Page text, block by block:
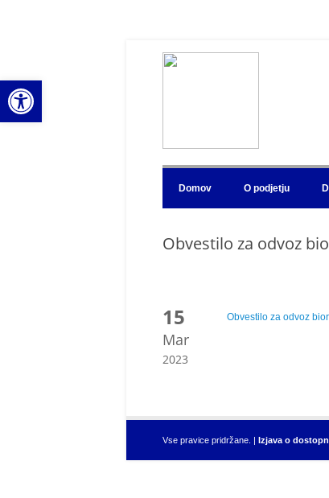
Open toolbar
Domov O podjetju
Obvestilo za odvoz
15
Mar
2023
Obvestilo za odvoz
Vse pravice pridržane. | Izjava o